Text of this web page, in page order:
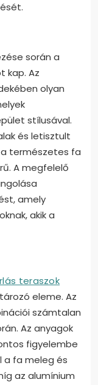
során a
kap. Az
olyan
stílusával.
és letisztult
a természetes fa
A megfelelő
amely
akik a
teraszok
eleme. Az
számtalan
Az anyagok
figyelembe
a fa meleg és
az alumínium